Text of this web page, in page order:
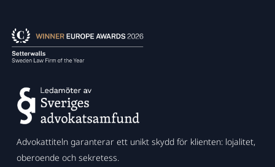
Advokattiteln garanterar ett unikt skydd för klienten: lojalitet,
oberoende och sekretess.